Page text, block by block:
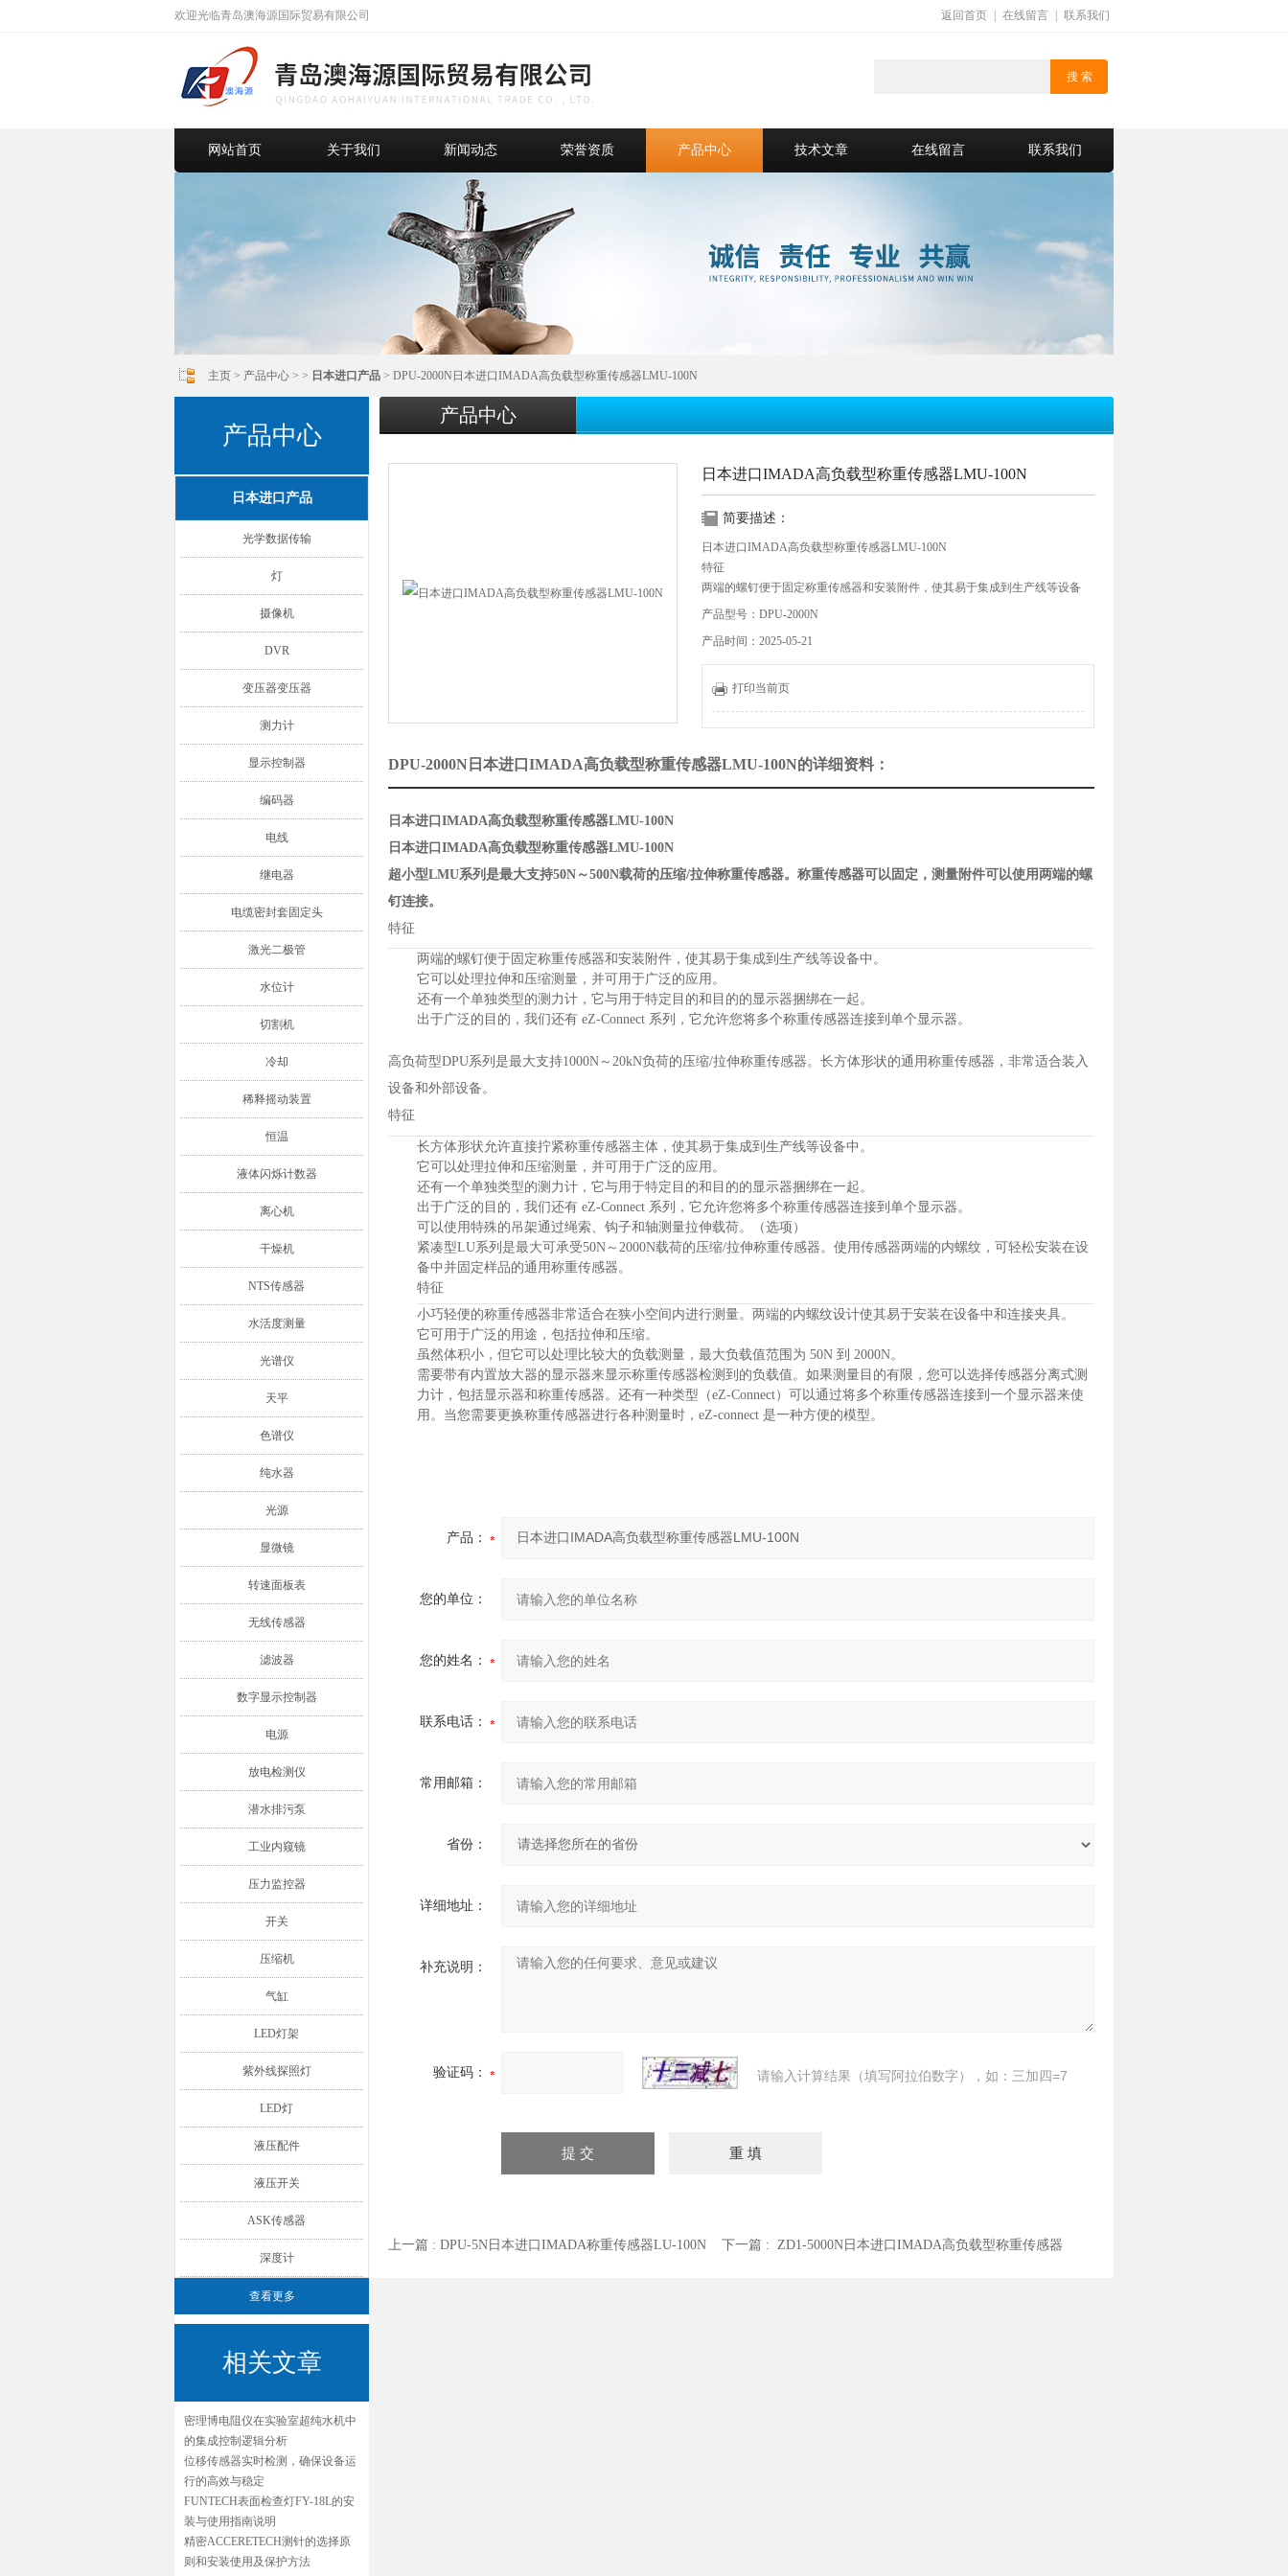
欢迎光临青岛澳海源国际贸易有限公司 返回首页 在线留言 联系我们
网站首页 关于我们 新闻动态 荣誉资质 产品中心 技术文章 在线留言 联系我们
主页 > 产品中心 > > 日本进口产品 > DPU-2000N日本进口IMADA高负载型称重传感器LMU-100N
产品中心
日本进口产品
光学数据传输
灯
摄像机
DVR
变压器变压器
测力计
显示控制器
编码器
电线
继电器
电缆密封套固定头
激光二极管
水位计
切割机
冷却
稀释摇动装置
恒温
液体闪烁计数器
离心机
干燥机
NTS传感器
水活度测量
光谱仪
天平
色谱仪
纯水器
光源
显微镜
转速面板表
无线传感器
滤波器
数字显示控制器
电源
放电检测仪
潜水排污泵
工业内窥镜
压力监控器
开关
压缩机
气缸
LED灯架
紫外线探照灯
LED灯
液压配件
液压开关
ASK传感器
深度计
查看更多
相关文章
密理博电阻仪在实验室超纯水机中
的集成控制逻辑分析
位移传感器实时检测，确保设备运
行的高效与稳定
FUNTECH表面检查灯FY-18L的安
装与使用指南说明
精密ACCERETECH测针的选择原
则和安装使用及保护方法
产品中心
日本进口IMADA高负载型称重传感器LMU-100N
简要描述：
日本进口IMADA高负载型称重传感器LMU-100N
特征
两端的螺钉便于固定称重传感器和安装附件，使其易于集成到生产线等设备
中。
还有一个单独类型的测力计，它与用于特定目的和目的的显示器捆绑在一起。
出于广泛的目的，我们还有 eZ-Connect 系列，它允许您将多个称重传感器连接
到单个显示器。
产品型号：DPU-2000N
产品时间：2025-05-21
打印当前页
DPU-2000N日本进口IMADA高负载型称重传感器LMU-100N的详细资料：
日本进口IMADA高负载型称重传感器LMU-100N
日本进口IMADA高负载型称重传感器LMU-100N
超小型LMU系列是最大支持50N～500N载荷的压缩/拉伸称重传感器。 称重传感器可以固定，测量附件可以使用两端的螺
钉连接。
特征
两端的螺钉便于固定称重传感器和安装附件，使其易于集成到生产线等设备中。
它可以处理拉伸和压缩测量，并可用于广泛的应用。
还有一个单独类型的测力计，它与用于特定目的和目的的显示器捆绑在一起。
出于广泛的目的，我们还有 eZ-Connect 系列，它允许您将多个称重传感器连接到单个显示器。
高负荷型DPU系列是最大支持1000N～20kN负荷的压缩/拉伸称重传感器。 长方体形状的通用称重传感器，非常适合装入
设备和外部设备。
特征
长方体形状允许直接拧紧称重传感器主体，使其易于集成到生产线等设备中。
它可以处理拉伸和压缩测量，并可用于广泛的应用。
还有一个单独类型的测力计，它与用于特定目的和目的的显示器捆绑在一起。
出于广泛的目的，我们还有 eZ-Connect 系列，它允许您将多个称重传感器连接到单个显示器。
可以使用特殊的吊架通过绳索、钩子和轴测量拉伸载荷。
（选项）
紧凑型LU系列是最大可承受50N～2000N载荷的压缩/拉伸称重传感器。 使用传感器两端的内螺纹，可轻松安装在设
备中并固定样品的通用称重传感器。
特征
小巧轻便的称重传感器非常适合在狭小空间内进行测量。 两端的内螺纹设计使其易于安装在设备中和连接夹具。
它可用于广泛的用途，包括拉伸和压缩。
虽然体积小，但它可以处理比较大的负载测量，最大负载值范围为 50N 到 2000N。
需要带有内置放大器的显示器来显示称重传感器检测到的负载值。 如果测量目的有限，您可以选择传感器分离式测
力计，包括显示器和称重传感器。 还有一种类型（eZ-Connect）可以通过将多个称重传感器连接到一个显示器来使
用。 当您需要更换称重传感器进行各种测量时，eZ-connect 是一种方便的模型。
产品：
您的单位：
您的姓名：
联系电话：
常用邮箱：
省份：
详细地址：
补充说明：
验证码： 请输入计算结果（填写阿拉伯数字），如：三加四=7
上一篇 : DPU-5N日本进口IMADA称重传感器LU-100N 下一篇 : ZD1-5000N日本进口IMADA高负载型称重传感器